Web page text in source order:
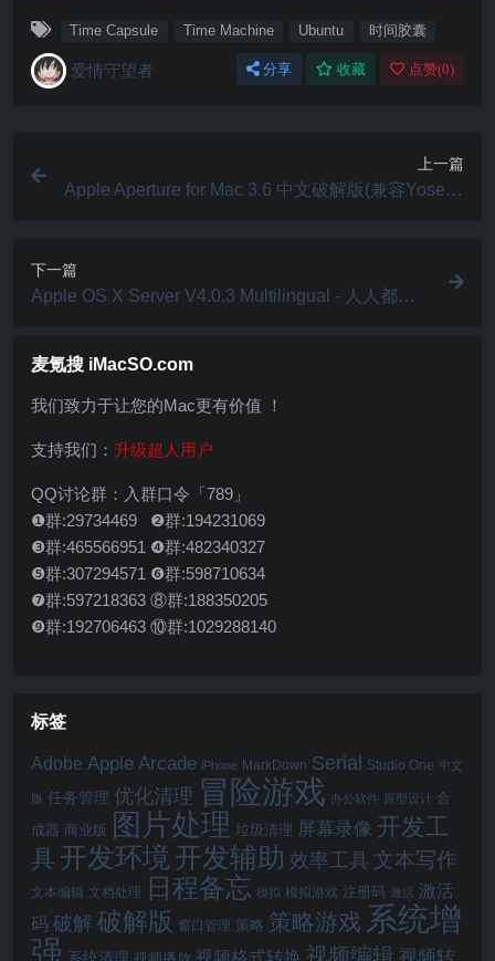
Time Capsule Time Machine Ubuntu 时间胶囊
爱情守望者 分享 收藏 点赞(0)
上一篇
Apple Aperture for Mac 3.6 中文破解版(兼容Yosemi
下一篇
Apple OS X Server V4.0.3 Multilingual - 人人都能
麦氪搜 iMacSO.com
我们致力于让您的Mac更有价值 ！
支持我们： 升级超人用户
QQ讨论群：入群口令「789」
❶群:29734469 ❷群:194231069
❸群:465566951 ❹群:482340327
❺群:307294571 ❻群:598710634
❼群:597218363 ⑧群:188350205
❾群:192706463 ⑩群:1029288140
标签
Adobe Apple Arcade iPhone MarkDown Serial Studio One 中文
版 任务管理 优化清理 冒险游戏 办公软件 原型设计 合
成器 商业版 图片处理 垃圾清理 屏幕录像 开发工
具 开发环境 开发辅助 效率工具 文本写作
文本编辑 文档处理 日程备忘 模拟 模拟游戏 注册码 激活 激活
码 破解 破解版 窗口管理 策略 策略游戏 系统增
强
视频编辑